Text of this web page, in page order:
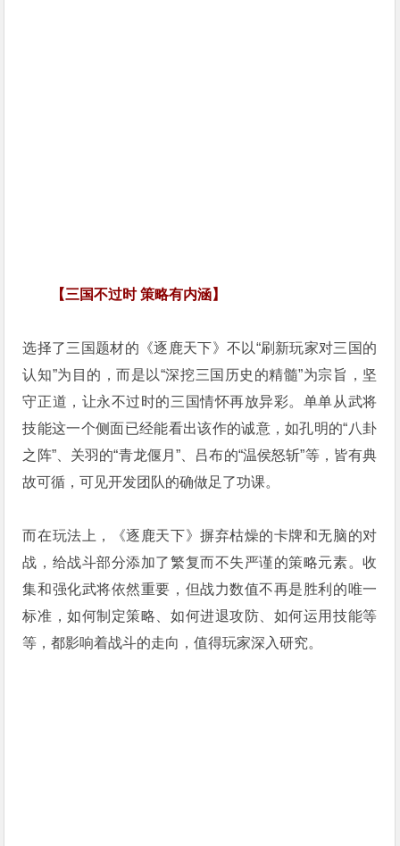
【三国不过时 策略有内涵】
选择了三国题材的《逐鹿天下》不以“刷新玩家对三国的
认知”为目的，而是以“深挖三国历史的精髓”为宗旨，坚
守正道，让永不过时的三国情怀再放异彩。单单从武将
技能这一个侧面已经能看出该作的诚意，如孔明的“八卦
之阵”、关羽的“青龙偃月”、吕布的“温侯怒斩”等，皆有典
故可循，可见开发团队的确做足了功课。
而在玩法上，《逐鹿天下》摒弃枯燥的卡牌和无脑的对
战，给战斗部分添加了繁复而不失严谨的策略元素。收
集和强化武将依然重要，但战力数值不再是胜利的唯一
标准，如何制定策略、如何进退攻防、如何运用技能等
等，都影响着战斗的走向，值得玩家深入研究。